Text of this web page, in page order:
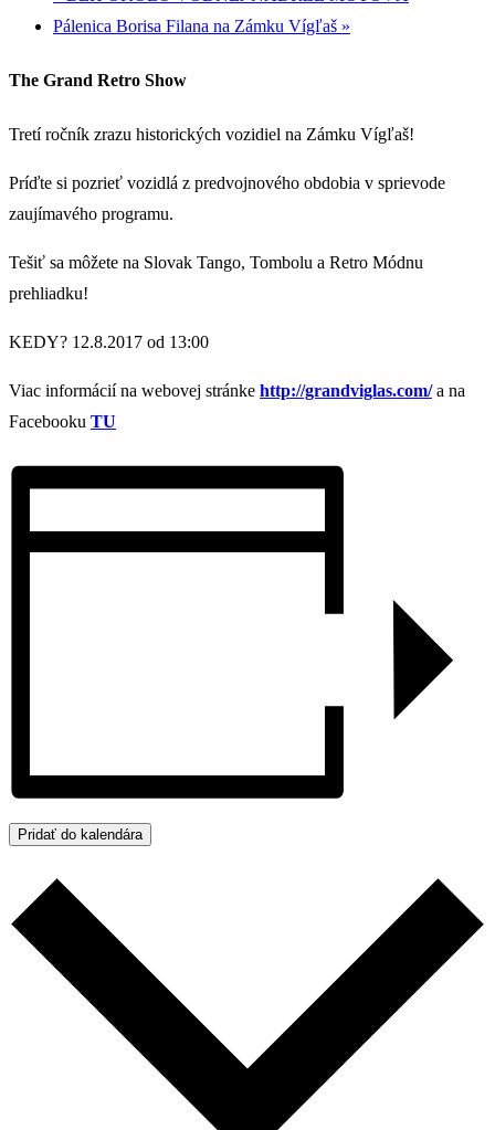
Pálenica Borisa Filana na Zámku Vígľaš »
The Grand Retro Show
Tretí ročník zrazu historických vozidiel na Zámku Vígľaš!
Príďte si pozrieť vozidlá z predvojnového obdobia v sprievode
zaujímavého programu.
Tešiť sa môžete na Slovak Tango, Tombolu a Retro Módnu
prehliadku!
KEDY? 12.8.2017 od 13:00
Viac informácií na webovej stránke http://grandviglas.com/ a na
Facebooku TU
Pridať do kalendára